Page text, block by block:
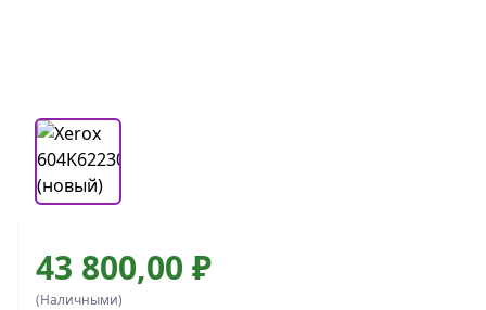
43 800,00 ₽
(Наличными)